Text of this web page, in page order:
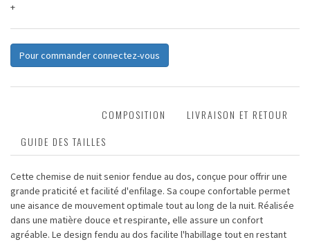
+
Pour commander connectez-vous
COMPOSITION
LIVRAISON ET RETOUR
GUIDE DES TAILLES
Cette chemise de nuit senior fendue au dos, conçue pour offrir une
grande praticité et facilité d'enfilage. Sa coupe confortable permet
une aisance de mouvement optimale tout au long de la nuit. Réalisée
dans une matière douce et respirante, elle assure un confort
agréable. Le design fendu au dos facilite l'habillage tout en restant